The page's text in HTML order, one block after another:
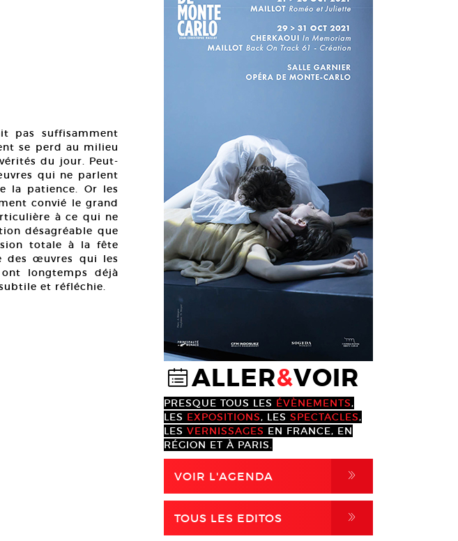
pas suffisamment
se perd au milieu
du jour. Peut-
qui ne parlent
la patience. Or les
convié le grand
à ce qui ne
désagréable que
totale à la fête
des œuvres qui les
longtemps déjà
et réfléchie.
@ALLER&VOIR
PRESQUE TOUS LES ÉVÈNEMENTS,
LES EXPOSITIONS, LES SPECTACLES,
LES VERNISSAGES EN FRANCE, EN
RÉGION ET À PARIS.
VOIR L'AGENDA ,
TOUS LES EDITOS ,